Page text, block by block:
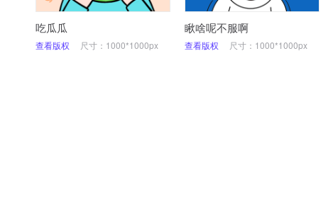
吃瓜瓜
查看版权 尺寸：1000*1000px
瞅啥呢不服啊
查看版权 尺寸：1000*1000px